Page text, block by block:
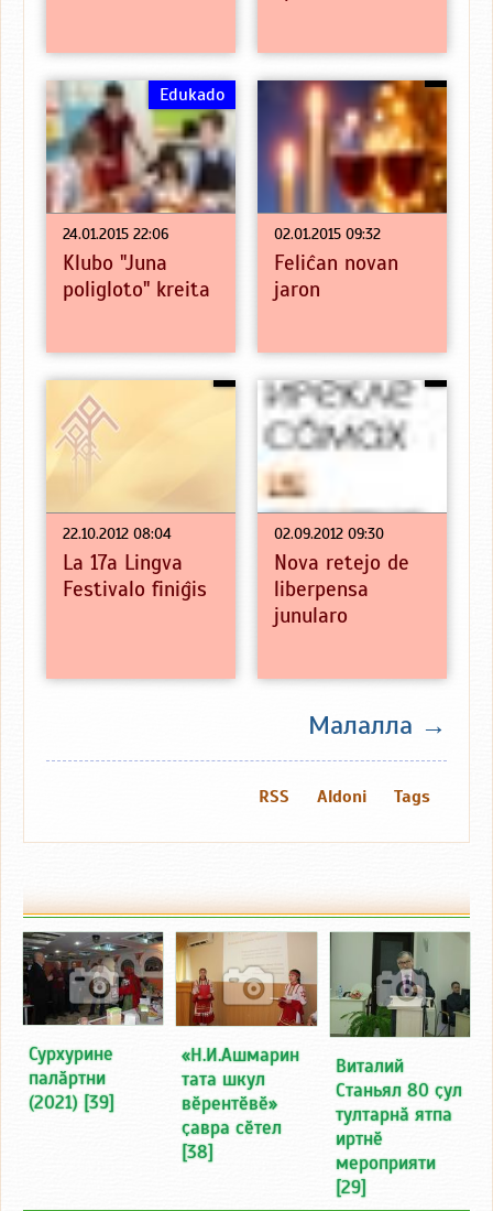
24.01.2015 22:06
Edukado
Klubo "Juna
poligloto" kreita
02.01.2015 09:32
Feliĉan novan
jaron
22.10.2012 08:04
La 17a Lingva
Festivalo finiĝis
02.09.2012 09:30
Nova retejo de
liberpensa
junularo
Малалла →
Tags
Aldoni
RSS
Сурхурине
палӑртни
(2021) [39]
«Н.И.Ашмарин
тата шкул
вӗрентӗвӗ»
ҫавра сӗтел
[38]
Виталий
Станьял 80 ҫул
тултарнӑ ятпа
иртнӗ
мероприяти
[29]